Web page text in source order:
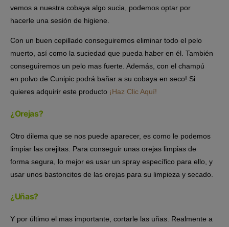
vemos a nuestra cobaya algo sucia, podemos optar por
hacerle una sesión de higiene.
Con un buen cepillado conseguiremos eliminar todo el pelo
muerto, así como la suciedad que pueda haber en él. También
conseguiremos un pelo mas fuerte. Además, con el champú
en polvo de Cunipic podrá bañar a su cobaya en seco! Si
quieres adquirir este producto ¡Haz Clic Aquí!
¿Orejas?
Otro dilema que se nos puede aparecer, es como le podemos
limpiar las orejitas. Para conseguir unas orejas limpias de
forma segura, lo mejor es usar un spray específico para ello, y
usar unos bastoncitos de las orejas para su limpieza y secado.
¿Uñas?
Y por último el mas importante, cortarle las uñas. Realmente a